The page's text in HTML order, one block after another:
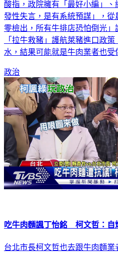
酸指，政院擁有「最好小編」
發性失言，是有系統預謀」，
零檢出，所有牛排店恐怕倒光
「拉牛救豬」護航萊豬進口政
水，結果可能就是牛肉業者也受
政治
吃牛肉麵諷丁怡銘 柯文哲：自
台北市長柯文哲也去跟牛肉麵